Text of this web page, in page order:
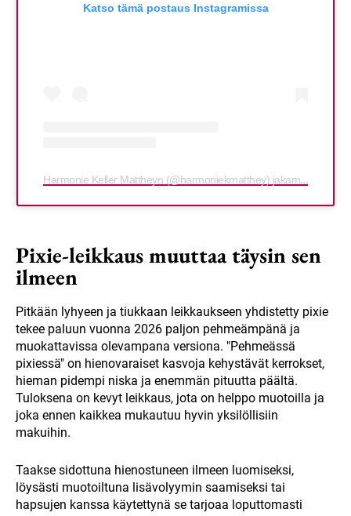
Katso tämä postaus Instagramissa
Harmonie Keller Mattheyn (@harmoniekmatthey) jakama julkaisu
Pixie-leikkaus muuttaa täysin sen
ilmeen
Pitkään lyhyeen ja tiukkaan leikkaukseen yhdistetty pixie
tekee paluun vuonna 2026 paljon pehmeämpänä ja
muokattavissa olevampana versiona. "Pehmeässä
pixiessä" on hienovaraiset kasvoja kehystävät kerrokset,
hieman pidempi niska ja enemmän pituutta päältä.
Tuloksena on kevyt leikkaus, jota on helppo muotoilla ja
joka ennen kaikkea mukautuu hyvin yksilöllisiin
makuihin.
Taakse sidottuna hienostuneen ilmeen luomiseksi,
löysästi muotoiltuna lisävolyymin saamiseksi tai
hapsujen kanssa käytettynä se tarjoaa loputtomasti